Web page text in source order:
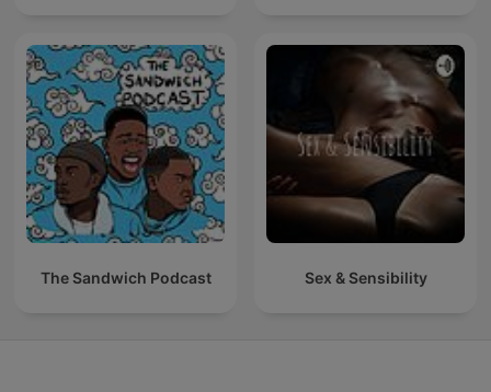
The Sandwich Podcast Sex & Sensibility